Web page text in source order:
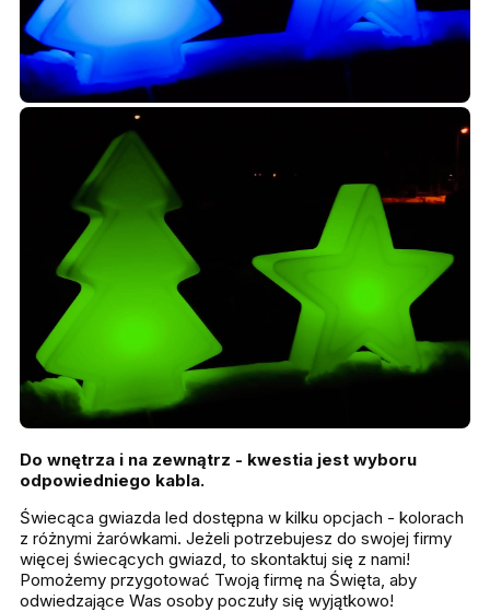
Do wnętrza i na zewnątrz - kwestia jest wyboru
odpowiedniego kabla.
Świecąca gwiazda led dostępna w kilku opcjach - kolorach
z różnymi żarówkami. Jeżeli potrzebujesz do swojej firmy
więcej świecących gwiazd, to skontaktuj się z nami!
Pomożemy przygotować Twoją firmę na Święta, aby
odwiedzające Was osoby poczuły się wyjątkowo!